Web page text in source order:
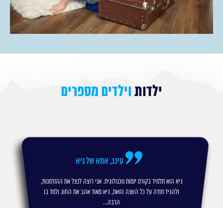
ילדותוילדים מספרים
עינב, אמא של גיא
גיא הוא תלמיד בקורס יזמות טכנולוגית. אני רוצה לנצל את ההזדמנות,
ולהגיד תודה על כל השנה הזאת, גיא מאוד אהב את החוג ולמד בו
הרבה...